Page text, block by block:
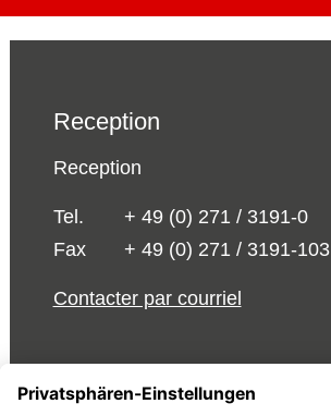
Reception
Reception
Tel.
+ 49 (0) 271 / 3191-0
Fax
+ 49 (0) 271 / 3191-103
Contacter par courriel